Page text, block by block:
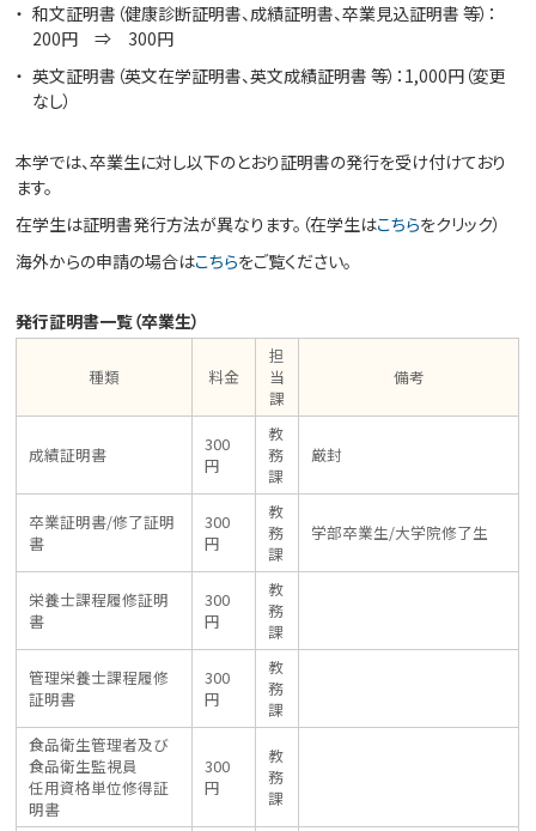
和文証明書（健康診断証明書、成績証明書、卒業見込証明書 等）：
200円 ⇒ 300円
英文証明書（英文在学証明書、英文成績証明書 等）：1,000円（変更
なし）
本学では、卒業生に対し以下のとおり証明書の発行を受け付けており
ます。
在学生は証明書発行方法が異なります。（在学生はこちらをクリック）
海外からの申請の場合はこちらをご覧ください。
発行証明書一覧（卒業生）
種類 料金
担
当
課
備考
成績証明書
300
円
教
務
課
厳封
卒業証明書/修了証明
書
300
円
教
務
課
学部卒業生/大学院修了生
栄養士課程履修証明
書
300
円
教
務
課
管理栄養士課程履修
証明書
300
円
教
務
課
食品衛生管理者及び
食品衛生監視員
任用資格単位修得証
明書
300
円
教
務
課